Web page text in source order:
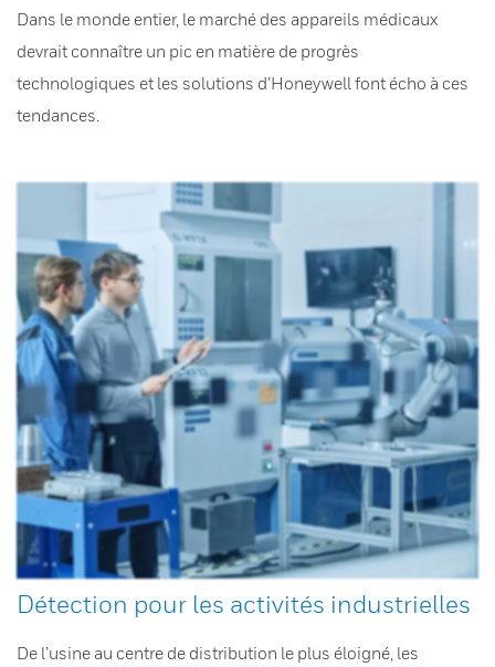
Dans le monde entier, le marché des appareils médicaux
devrait connaître un pic en matière de progrès
technologiques et les solutions d’Honeywell font écho à ces
tendances.
Détection pour les activités industrielles
De l’usine au centre de distribution le plus éloigné, les